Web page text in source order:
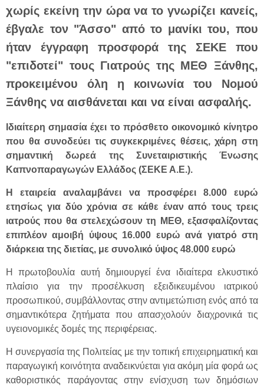
χωρίς εκείνη την ώρα να το γνωρίζει κανείς,
έβγαλε τον "Άσσο" από το μανίκι του, που
ήταν έγγραφη προσφορά της ΣΕΚΕ που
"επιδοτεί" τους Γιατρούς της ΜΕΘ Ξάνθης,
προκειμένου όλη η κοινωνία του Νομού
Ξάνθης να αισθάνεται και να είναι ασφαλής.
Ιδιαίτερη σημασία έχει το πρόσθετο οικονομικό κίνητρο
που θα συνοδεύει τις συγκεκριμένες θέσεις, χάρη στη
σημαντική δωρεά της Συνεταιριστικής Ένωσης
Καπνοπαραγωγών Ελλάδος (ΣΕΚΕ Α.Ε.).
Η εταιρεία αναλαμβάνει να προσφέρει 8.000 ευρώ
ετησίως για δύο χρόνια σε κάθε έναν από τους τρεις
ιατρούς που θα στελεχώσουν τη ΜΕΘ, εξασφαλίζοντας
επιπλέον αμοιβή ύψους 16.000 ευρώ ανά γιατρό στη
διάρκεια της διετίας, με συνολικό ύψος 48.000 ευρώ
Η πρωτοβουλία αυτή δημιουργεί ένα ιδιαίτερα ελκυστικό
πλαίσιο για την προσέλκυση εξειδικευμένου ιατρικού
προσωπικού, συμβάλλοντας στην αντιμετώπιση ενός από τα
σημαντικότερα ζητήματα που απασχολούν διαχρονικά τις
υγειονομικές δομές της περιφέρειας.
Η συνεργασία της Πολιτείας με την τοπική επιχειρηματική και
παραγωγική κοινότητα αναδεικνύεται για ακόμη μία φορά ως
καθοριστικός παράγοντας στην ενίσχυση των δημόσιων